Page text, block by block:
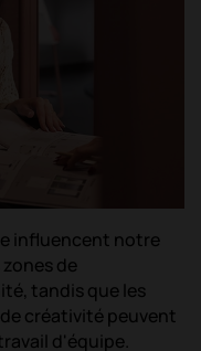
influencent notre
de
tandis que les
créativité peuvent
d'équipe.